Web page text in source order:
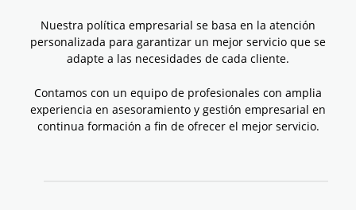
Nuestra política empresarial se basa en la atención
personalizada para garantizar un mejor servicio que se
adapte a las necesidades de cada cliente.
Contamos con un equipo de profesionales con amplia
experiencia en asesoramiento y gestión empresarial en
continua formación a fin de ofrecer el mejor servicio.